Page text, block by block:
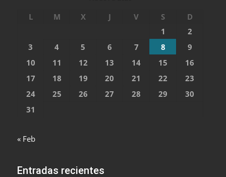
L M X J V S
D
1
2
3
4 5 6 7 8
9
10
11 12 13 14 15
16
17
18 19 20 21 22
23
24
25 26 27 28 29
30
31
« Feb
Entradas recientes